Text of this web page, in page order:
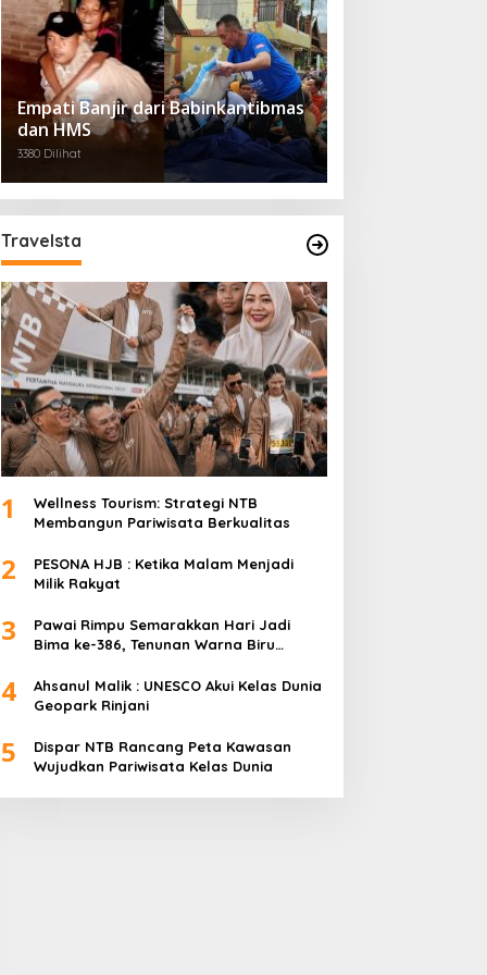
Empati Banjir dari Babinkantibmas
dan HMS
3380 Dilihat
Travelsta
1
Wellness Tourism: Strategi NTB
Membangun Pariwisata Berkualitas
2
PESONA HJB : Ketika Malam Menjadi
Milik Rakyat
3
Pawai Rimpu Semarakkan Hari Jadi
Bima ke-386, Tenunan Warna Biru
4
Ahsanul Malik : UNESCO Akui Kelas Dunia
Geopark Rinjani
5
Dispar NTB Rancang Peta Kawasan
Wujudkan Pariwisata Kelas Dunia